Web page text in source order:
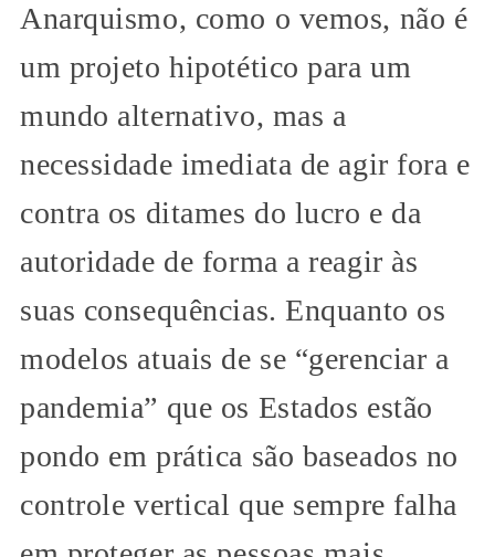
Anarquismo, como o vemos, não é
um projeto hipotético para um
mundo alternativo, mas a
necessidade imediata de agir fora e
contra os ditames do lucro e da
autoridade de forma a reagir às
suas consequências. Enquanto os
modelos atuais de se “gerenciar a
pandemia” que os Estados estão
pondo em prática são baseados no
controle vertical que sempre falha